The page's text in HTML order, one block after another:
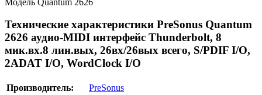
Технические характеристики PreSonus Quantum
2626 аудио-MIDI интерфейс Thunderbolt, 8
мик.вх.8 лин.вых, 26вх/26вых всего, S/PDIF I/O,
2ADAT I/O, WordClock I/O
Производитель:
PreSonus